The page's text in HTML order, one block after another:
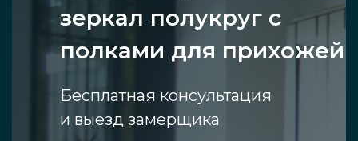
зеркал полукруг с
полками для прихожей
Бесплатная консультация
и выезд замерщика